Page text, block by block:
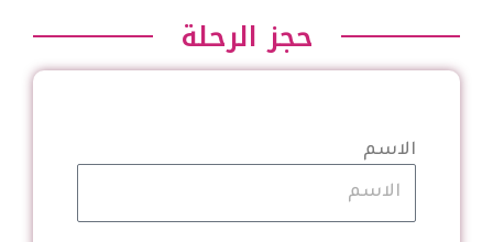
حجز الرحلة
الاسم